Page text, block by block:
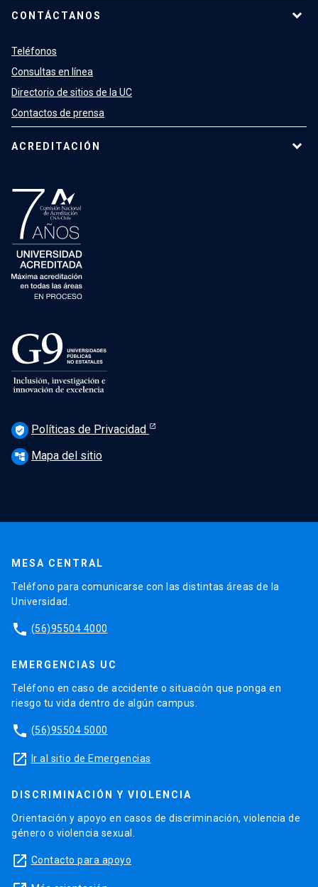
CONTÁCTANOS
Teléfonos
Consultas en línea
Directorio de sitios de la UC
Contactos de prensa
ACREDITACIÓN
verified_user Políticas de Privacidad
account_tree Mapa del sitio
MESA CENTRAL
Teléfono para comunicarse con las distintas áreas de la
Universidad.
phone (56)95504 4000
EMERGENCIAS UC
Teléfono en caso de accidente o situación que ponga en
riesgo tu vida dentro de algún campus.
phone (56)95504 5000
launch Ir al sitio de Emergencias
DISCRIMINACIÓN Y VIOLENCIA
Orientación y apoyo en casos de discriminación, violencia de
género o violencia sexual.
launch Contacto para apoyo